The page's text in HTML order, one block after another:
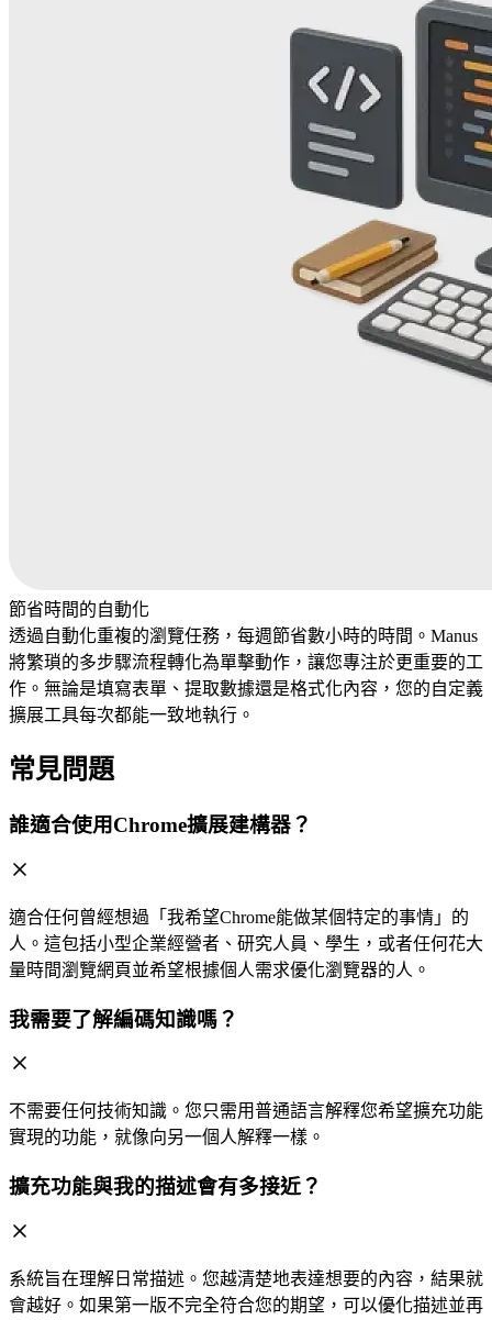
節省時間的自動化
透過自動化重複的瀏覽任務，每週節省數小時的時間。Manus
將繁瑣的多步驟流程轉化為單擊動作，讓您專注於更重要的工
作。無論是填寫表單、提取數據還是格式化內容，您的自定義
擴展工具每次都能一致地執行。
常見問題
誰適合使用Chrome擴展建構器？
適合任何曾經想過「我希望Chrome能做某個特定的事情」的
人。這包括小型企業經營者、研究人員、學生，或者任何花大
量時間瀏覽網頁並希望根據個人需求優化瀏覽器的人。
我需要了解編碼知識嗎？
不需要任何技術知識。您只需用普通語言解釋您希望擴充功能
實現的功能，就像向另一個人解釋一樣。
擴充功能與我的描述會有多接近？
系統旨在理解日常描述。您越清楚地表達想要的內容，結果就
會越好。如果第一版不完全符合您的期望，可以優化描述並再